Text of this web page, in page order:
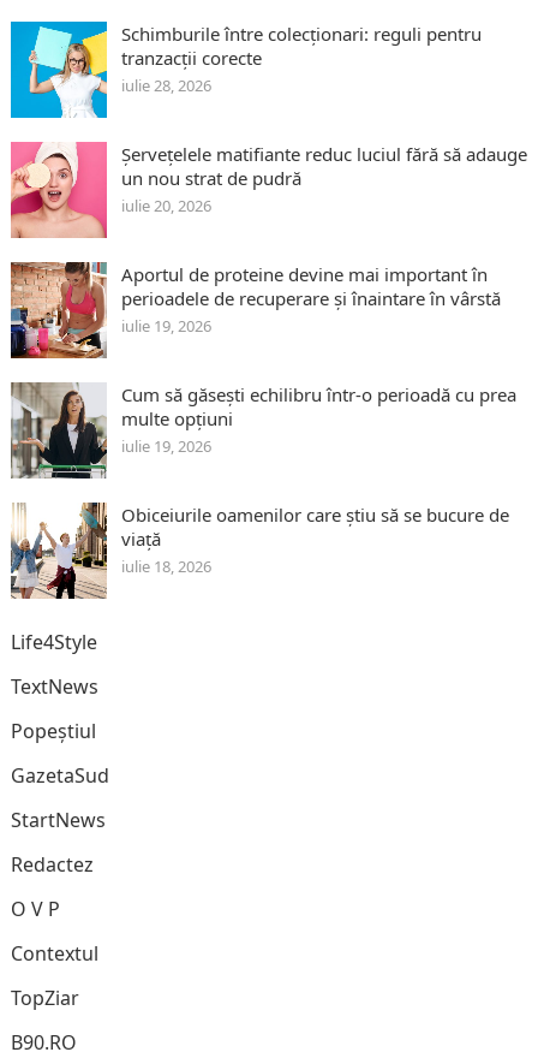
Schimburile între colecționari: reguli pentru
tranzacții corecte
iulie 28, 2026
Șervețelele matifiante reduc luciul fără să adauge
un nou strat de pudră
iulie 20, 2026
Aportul de proteine devine mai important în
perioadele de recuperare și înaintare în vârstă
iulie 19, 2026
Cum să găsești echilibru într-o perioadă cu prea
multe opțiuni
iulie 19, 2026
Obiceiurile oamenilor care știu să se bucure de
viață
iulie 18, 2026
Life4Style
TextNews
Popeștiul
GazetaSud
StartNews
Redactez
O V P
Contextul
TopZiar
B90.RO